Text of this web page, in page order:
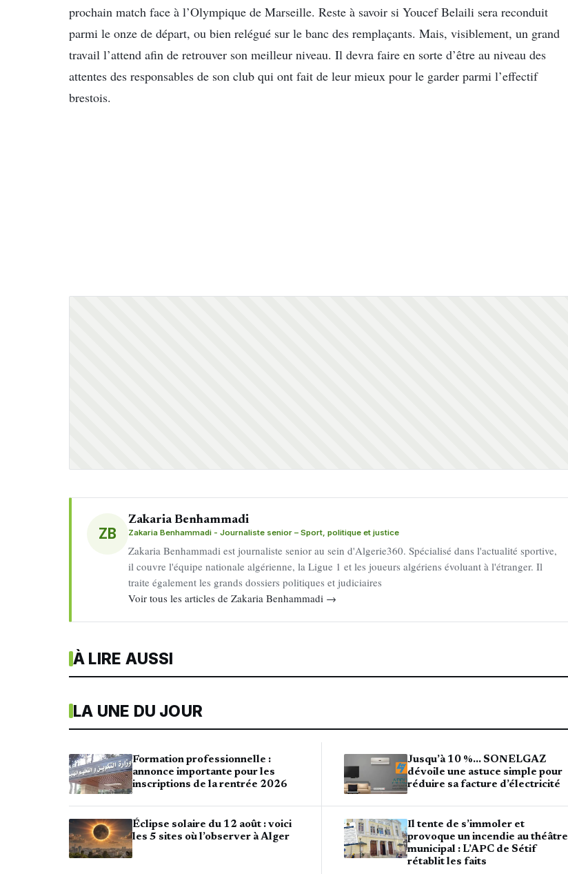
prochain match face à l’Olympique de Marseille. Reste à savoir si Youcef Belaili sera reconduit
parmi le onze de départ, ou bien relégué sur le banc des remplaçants. Mais, visiblement, un grand
travail l’attend afin de retrouver son meilleur niveau. Il devra faire en sorte d’être au niveau des
attentes des responsables de son club qui ont fait de leur mieux pour le garder parmi l’effectif
brestois.
ZB
Zakaria Benhammadi
Zakaria Benhammadi - Journaliste senior – Sport, politique et justice
Zakaria Benhammadi est journaliste senior au sein d'Algerie360. Spécialisé dans l'actualité sportive,
il couvre l'équipe nationale algérienne, la Ligue 1 et les joueurs algériens évoluant à l'étranger. Il
traite également les grands dossiers politiques et judiciaires
Voir tous les articles de Zakaria Benhammadi →
À LIRE AUSSI
LA UNE DU JOUR
Formation professionnelle :
annonce importante pour les
inscriptions de la rentrée 2026
Éclipse solaire du 12 août : voici
les 5 sites où l’observer à Alger
Jusqu’à 10 %… SONELGAZ
dévoile une astuce simple pour
réduire sa facture d’électricité
Il tente de s’immoler et
provoque un incendie au théâtre
municipal : L’APC de Sétif
rétablit les faits